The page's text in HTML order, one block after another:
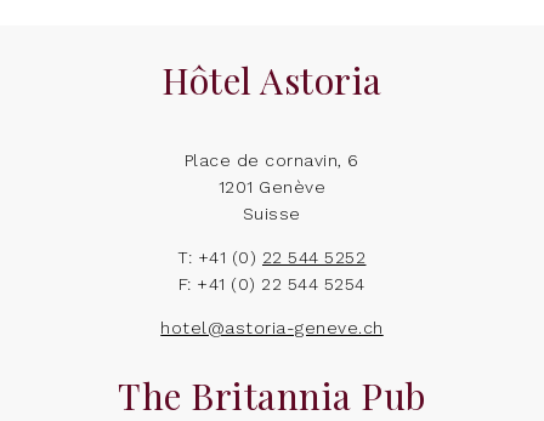
Hôtel Astoria
Place de cornavin, 6
1201 Genève
Suisse
T: +41 (0) 22 544 5252
F: +41 (0) 22 544 5254
hotel@astoria-geneve.ch
The Britannia Pub